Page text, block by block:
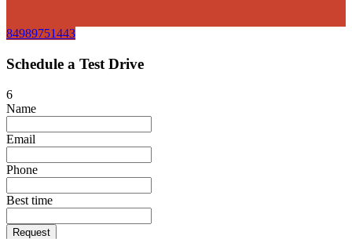
84989751443
Schedule a Test Drive
6
Name
Email
Phone
Best time
Request